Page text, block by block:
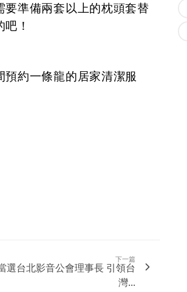
準備兩套以上的枕頭套替
！
約一條龍的居家清潔服
下一篇
選台北影音公會理事長 引領台
灣...